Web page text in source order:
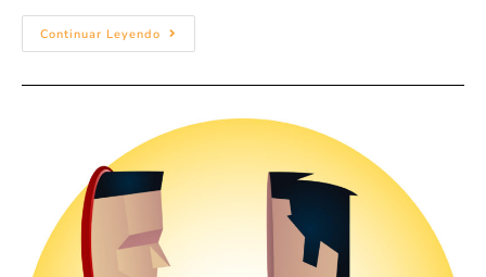
Continuar Leyendo